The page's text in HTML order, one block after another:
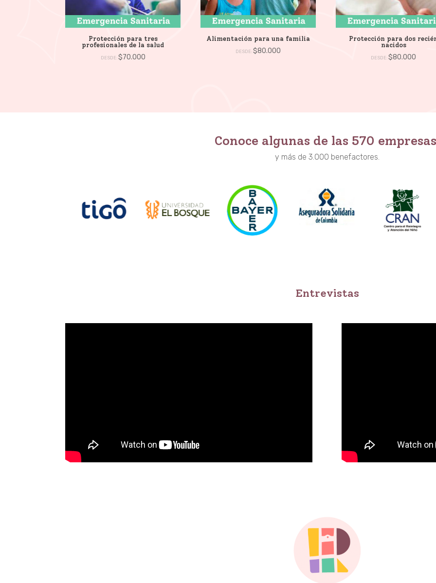
Protección para tres
profesionales de la salud
DESDE:$70.000
Alimentación para una familia
DESDE:$80.000
Protección para dos
nacidos
DESDE:$80.000
Conoce algunas de las 570
y más de 3.000 benefactores.
Entrevistas